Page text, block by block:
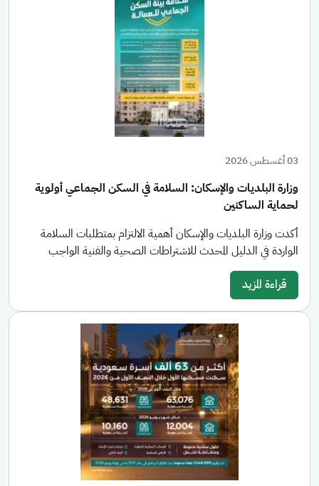
03 أغسطس 2026
وزارة البلديات والإسكان: السلامة في السكن الجماعي أولوية
لحماية الساكنين
أكدت وزارة البلديات والإسكان أهمية الالتزام بمتطلبات السلامة
الواردة في الدليل المحدث للاشتراطات الصحية والفنية الواجب
قراءة المزيد